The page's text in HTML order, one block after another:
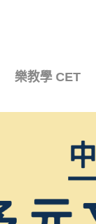
樂教學 CET